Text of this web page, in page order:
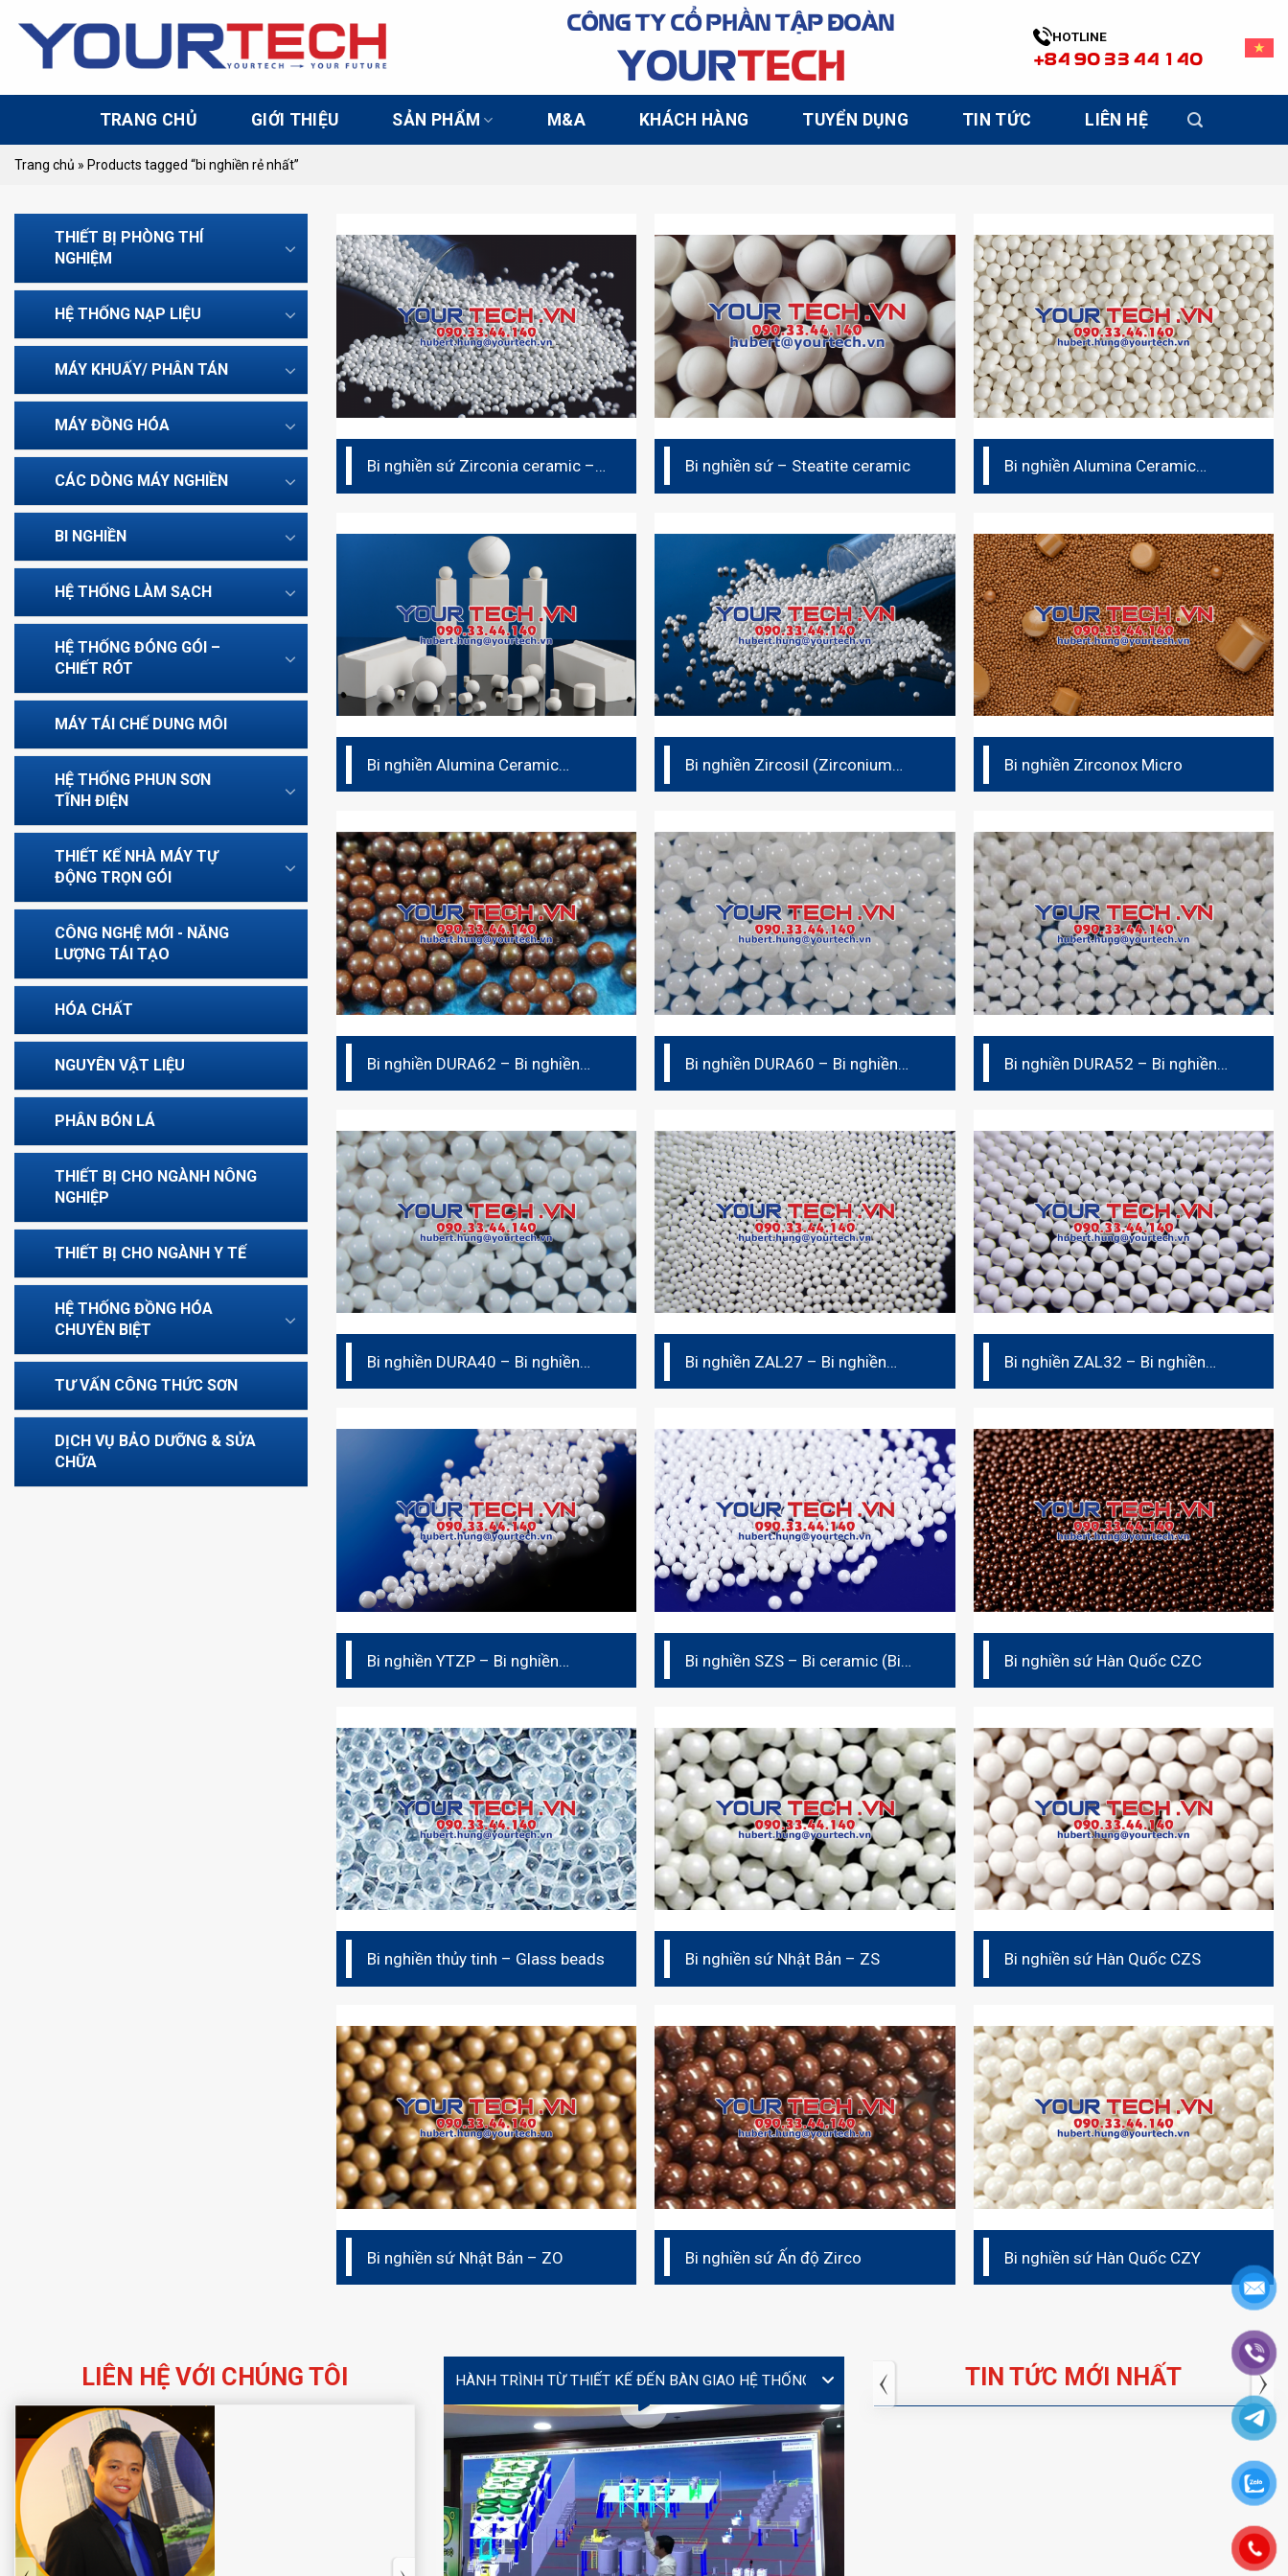
CÔNG TY CỔ PHẦN TẬP ĐOÀN
YOURTECH HOTLINE
+84 90 33 44 140
TRANG CHỦ GIỚI THIỆU SẢN PHẨM M&A KHÁCH HÀNG TUYỂN DỤNG TIN TỨC LIÊN HỆ
Trang chủ » Products tagged “bi nghiền rẻ nhất”
THIẾT BỊ PHÒNG THÍ
NGHIỆM
HỆ THỐNG NẠP LIỆU
MÁY KHUẤY/ PHÂN TÁN
MÁY ĐỒNG HÓA
CÁC DÒNG MÁY NGHIỀN
BI NGHIỀN
HỆ THỐNG LÀM SẠCH
HỆ THỐNG ĐÓNG GÓI –
CHIẾT RÓT
MÁY TÁI CHẾ DUNG MÔI
HỆ THỐNG PHUN SƠN
TĨNH ĐIỆN
THIẾT KẾ NHÀ MÁY TỰ
ĐỘNG TRỌN GÓI
CÔNG NGHỆ MỚI - NĂNG
LƯỢNG TÁI TẠO
HÓA CHẤT
NGUYÊN VẬT LIỆU
PHÂN BÓN LÁ
THIẾT BỊ CHO NGÀNH NÔNG
NGHIỆP
THIẾT BỊ CHO NGÀNH Y TẾ
HỆ THỐNG ĐỒNG HÓA
CHUYÊN BIỆT
TƯ VẤN CÔNG THỨC SƠN
DỊCH VỤ BẢO DƯỠNG & SỬA
CHỮA
Bi nghiền sứ Zirconia ceramic –
Bi nghiền sứ – Steatite ceramic
Bi nghiền Alumina Ceramic
Bi nghiền Alumina Ceramic
Bi nghiền Zircosil (Zirconium
Bi nghiền Zirconox Micro
Bi nghiền DURA62 – Bi nghiền
Bi nghiền DURA60 – Bi nghiền
Bi nghiền DURA52 – Bi nghiền
Bi nghiền DURA40 – Bi nghiền
Bi nghiền ZAL27 – Bi nghiền
Bi nghiền ZAL32 – Bi nghiền
Bi nghiền YTZP – Bi nghiền
Bi nghiền SZS – Bi ceramic (Bi
Bi nghiền sứ Hàn Quốc CZC
Bi nghiền thủy tinh – Glass beads Bi nghiền sứ Nhật Bản – ZS Bi nghiền sứ Hàn Quốc CZS
Bi nghiền sứ Nhật Bản – ZO Bi nghiền sứ Ấn độ Zirco Bi nghiền sứ Hàn Quốc CZY
LIÊN HỆ VỚI CHÚNG TÔI
MS. TÚ (JENNY)
VIDEO TIN TỨC MỚI NHẤT
Lễ ký kết hợp tác giữa Yourtech và Tây Đô Long An tại
Coating Expo 2026
Tuyển dụng: Nhân viên KẾ TOÁN